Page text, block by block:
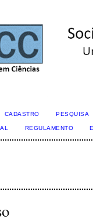
CADASTRO PESQUISA
REGULAMENTO